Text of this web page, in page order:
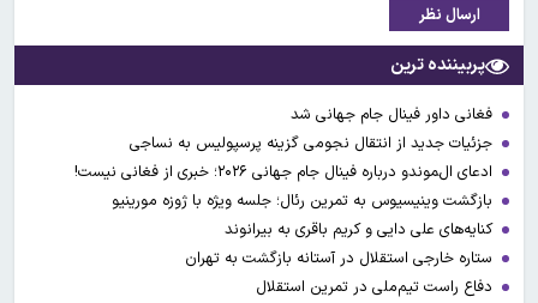
ارسال نظر
پربیننده ترین
فغانی داور فینال جام جهانی شد
جزئیات جدید از انتقال نجومی گزینه پرسپولیس به نساجی
ادعای ال‌‍موندو درباره فینال جام جهانی ۲۰۲۶؛ خبری از فغانی نیست!
بازگشت وینیسیوس به تمرین رئال؛ جلسه ویژه با ژوزه مورینیو
کنایه‌های علی دایی و کریم باقری به بیرانوند
ستاره خارجی استقلال در آستانه بازگشت به تهران
دفاع راست تیم‌ملی در تمرین استقلال